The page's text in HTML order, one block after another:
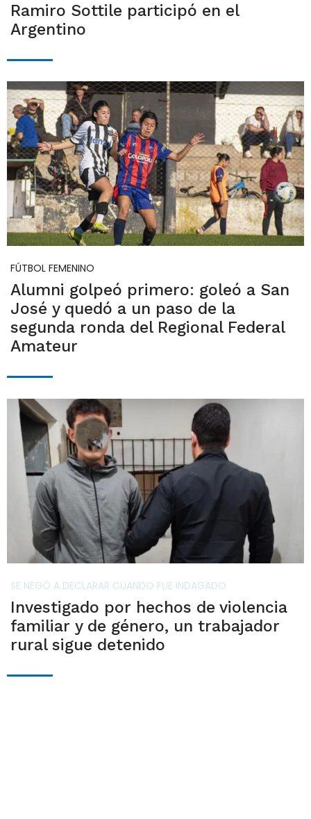
Ramiro Sottile participó en el
Argentino
FÚTBOL FEMENINO
Alumni golpeó primero: goleó a San
José y quedó a un paso de la
segunda ronda del Regional Federal
Amateur
SE NEGÓ A DECLARAR CUANDO FUE INDAGADO
Investigado por hechos de violencia
familiar y de género, un trabajador
rural sigue detenido